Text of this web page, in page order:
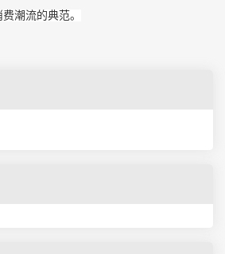
潮流的典范。